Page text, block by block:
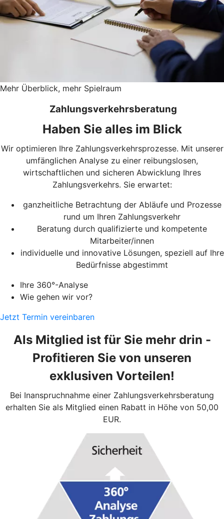
Mehr Überblick, mehr Spielraum
Zahlungsverkehrsberatung
Haben Sie alles im Blick
Wir optimieren Ihre Zahlungsverkehrsprozesse. Mit unserer
umfänglichen Analyse zu einer reibungslosen,
wirtschaftlichen und sicheren Abwicklung Ihres
Zahlungsverkehrs. Sie erwartet:
ganzheitliche Betrachtung der Abläufe und Prozesse
rund um Ihren Zahlungsverkehr
Beratung durch qualifizierte und kompetente
Mitarbeiter/innen
individuelle und innovative Lösungen, speziell auf Ihre
Bedürfnisse abgestimmt
Ihre 360°-Analyse
Wie gehen wir vor?
Jetzt Termin vereinbaren
Als Mitglied ist für Sie mehr drin -
Profitieren Sie von unseren
exklusiven Vorteilen!
Bei Inanspruchnahme einer Zahlungsverkehrsberatung
erhalten Sie als Mitglied einen Rabatt in Höhe von 50,00
EUR.